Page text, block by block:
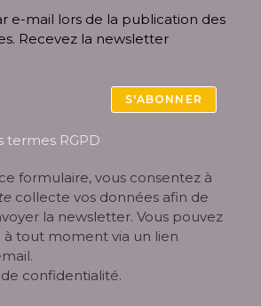
e-mail lors de la publication des
Recevez la newsletter
S'ABONNER
termes RGPD
formulaire, vous consentez à
collecte vos données afin de
la newsletter. Vous pouvez
à tout moment via un lien
confidentialité.